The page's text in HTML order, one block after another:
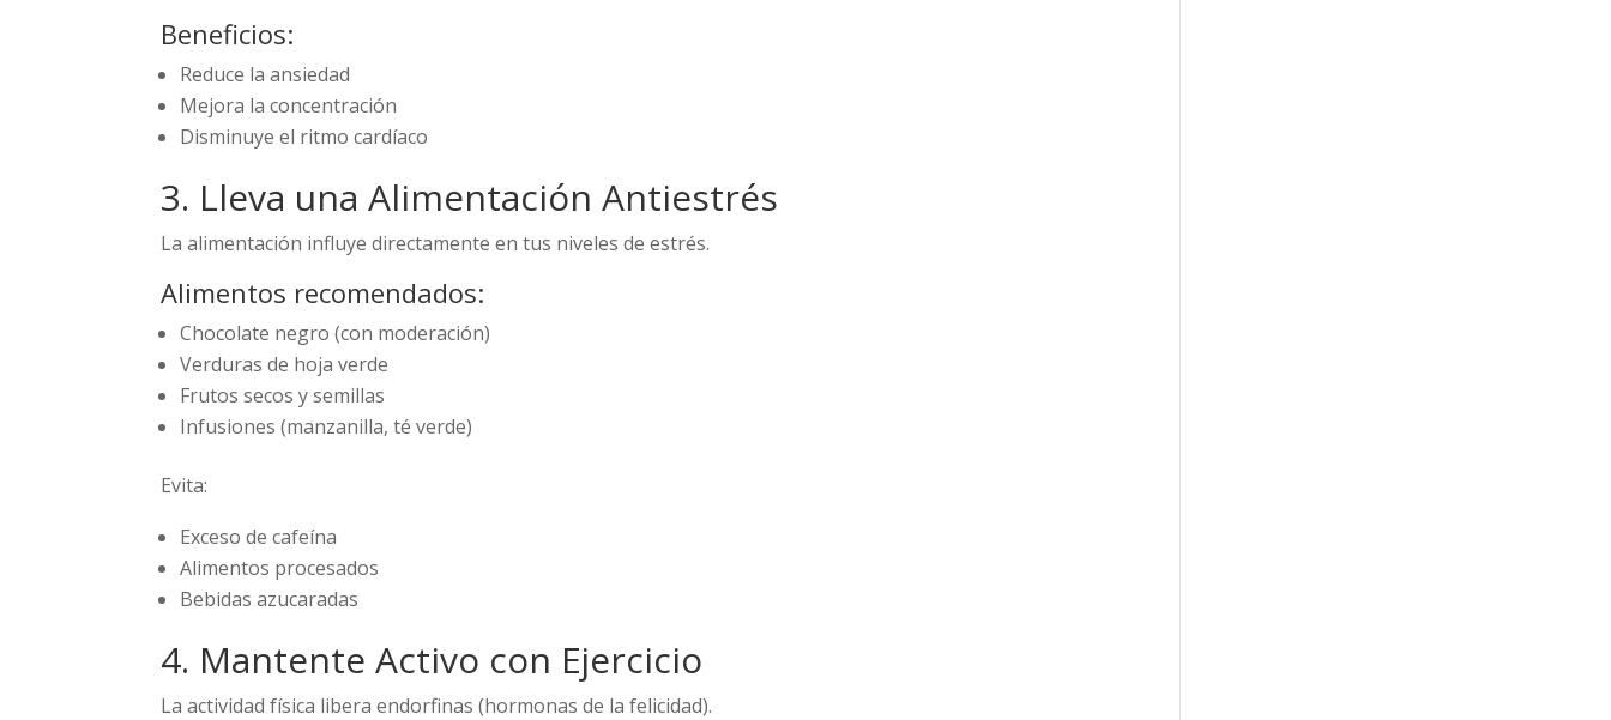
Beneficios:
Reduce la ansiedad
Mejora la concentración
Disminuye el ritmo cardíaco
3. Lleva una Alimentación Antiestrés
La alimentación influye directamente en tus niveles de estrés.
Alimentos recomendados:
Chocolate negro (con moderación)
Verduras de hoja verde
Frutos secos y semillas
Infusiones (manzanilla, té verde)
Evita:
Exceso de cafeína
Alimentos procesados
Bebidas azucaradas
4. Mantente Activo con Ejercicio
La actividad física libera endorfinas (hormonas de la felicidad).